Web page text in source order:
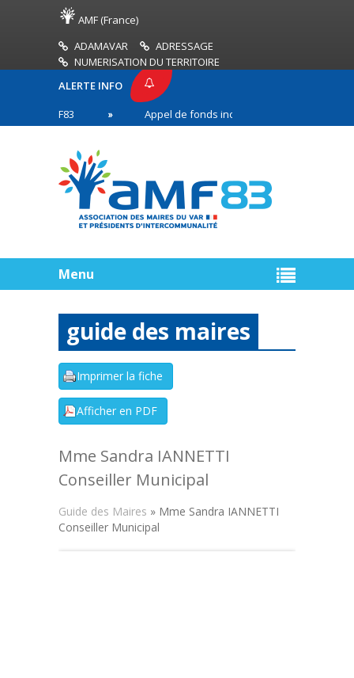
AMF (France)
ADAMAVAR
ADRESSAGE
NUMERISATION DU TERRITOIRE
ALERTE INFO
Appel de fonds incendies de forêt
première ligne
Menu
guide des maires
Mme Sandra IANNETTI
Conseiller Municipal
Guide des Maires » Mme Sandra IANNETTI
Conseiller Municipal